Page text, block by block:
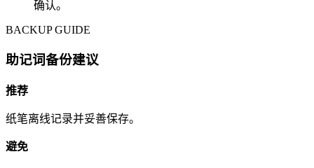
确认。
BACKUP GUIDE
助记词备份建议
推荐
纸笔离线记录并妥善保存。
避免